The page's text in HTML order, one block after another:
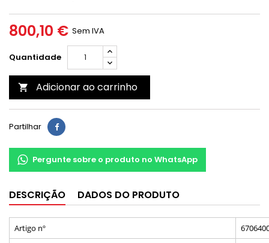
800,10 € Sem IVA
Quantidade
 Adicionar ao carrinho
Partilhar
Pergunte sobre o produto no WhatsApp
DESCRIÇÃO DADOS DO PRODUTO
Artigo nº